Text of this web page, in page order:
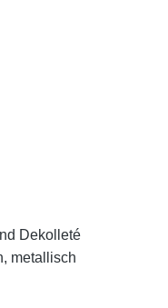
Dekolleté
metallisch